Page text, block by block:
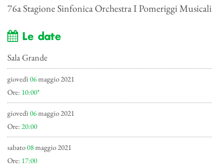
76a Stagione Sinfonica Orchestra I Pomeriggi Musicali
Le date
Sala Grande
giovedì 06maggio 2021
Ore: 10:00*
giovedì 06maggio 2021
Ore: 20:00
sabato08maggio 2021
Ore: 17:00